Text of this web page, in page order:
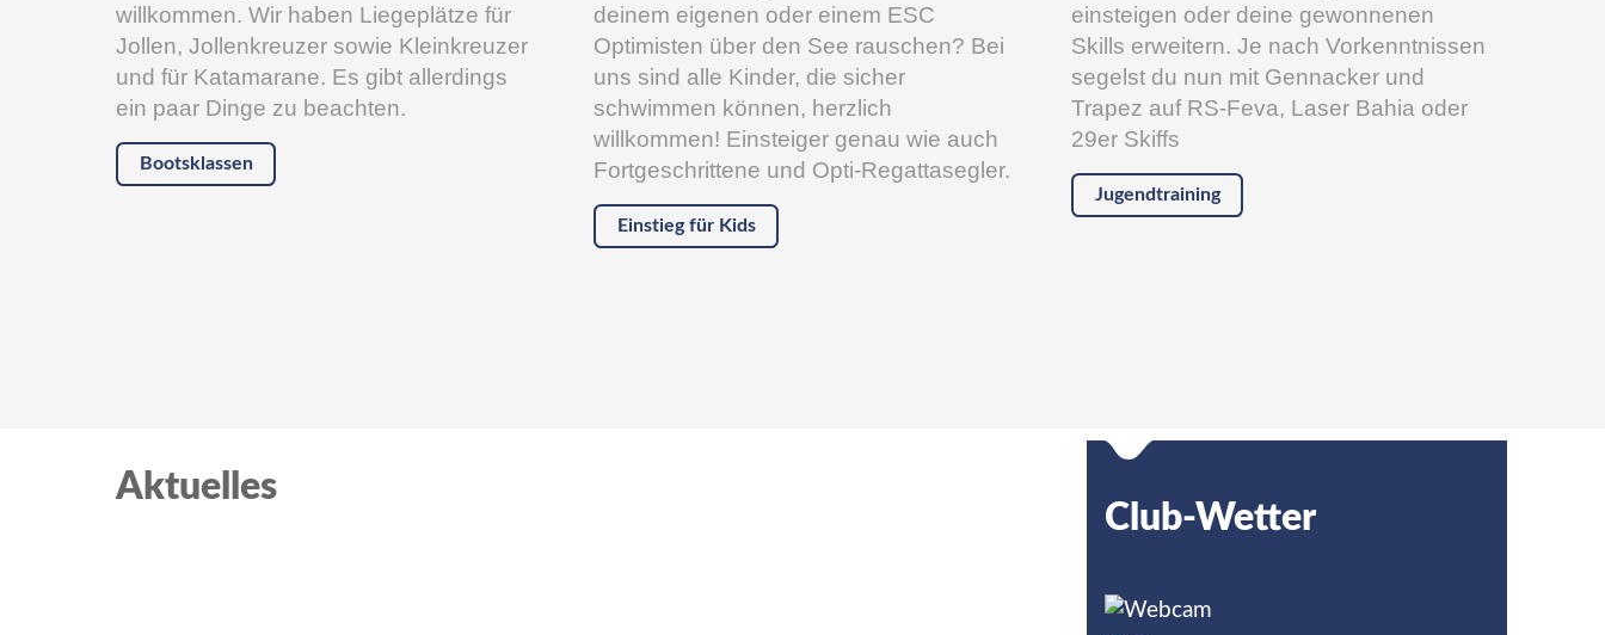
willkommen. Wir haben Liegeplätze für
Jollen, Jollenkreuzer sowie Kleinkreuzer
und für Katamarane. Es gibt allerdings
ein paar Dinge zu beachten.
Bootsklassen
deinem eigenen oder einem ESC
Optimisten über den See rauschen? Bei
uns sind alle Kinder, die sicher
schwimmen können, herzlich
willkommen! Einsteiger genau wie auch
Fortgeschrittene und Opti-Regattasegler.
Einstieg für Kids
einsteigen oder deine gewonnenen
Skills erweitern. Je nach Vorkenntnissen
segelst du nun mit Gennacker und
Trapez auf RS-Feva, Laser Bahia oder
29er Skiffs
Jugendtraining
Aktuelles
Club-Wetter